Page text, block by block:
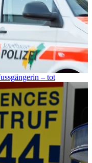
– tot